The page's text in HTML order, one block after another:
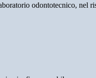
odontotecnico,